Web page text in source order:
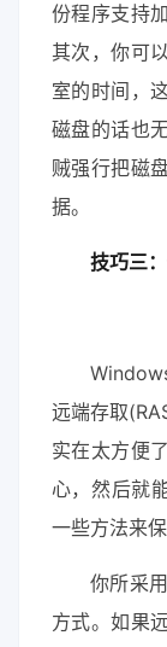
份程序支持
其次，你可
室的时间，
磁盘的话也
贼强行把磁
据。
技巧三
远端存取
实在太方便
心，然后就
一些方法来
你所采
方式。如果